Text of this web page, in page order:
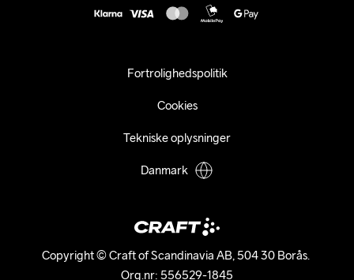
Copyright © Craft of Scandinavia AB, 504 30 Borås.
Org.nr: 556529-1845
Fortrolighedspolitik
Cookies
Tekniske oplysninger
Danmark